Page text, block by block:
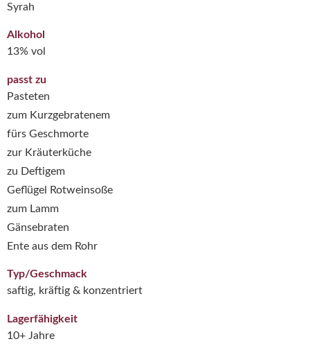
Syrah
Alkohol
13% vol
passt zu
Pasteten
zum Kurzgebratenem
fürs Geschmorte
zur Kräuterküche
zu Deftigem
Geflügel Rotweinsoße
zum Lamm
Gänsebraten
Ente aus dem Rohr
Typ/Geschmack
saftig, kräftig & konzentriert
Lagerfähigkeit
10+ Jahre